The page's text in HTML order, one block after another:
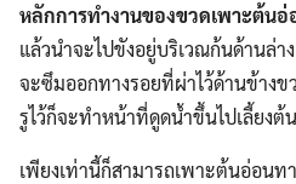
หลักการทำงานของขวดเพาะต้น
แล้วนำจะไปขังอยู่บริเวณก้นด้านล่
จะซึมออกทางรอยที่ผ่าไว้ด้านข้างข
รูไว้ก็จะทำหน้าที่ดูดน้ำขึ้นไปเลี้ยงต้
เพียงเท่านี้ก็สามารถเพาะต้นอ่อนท